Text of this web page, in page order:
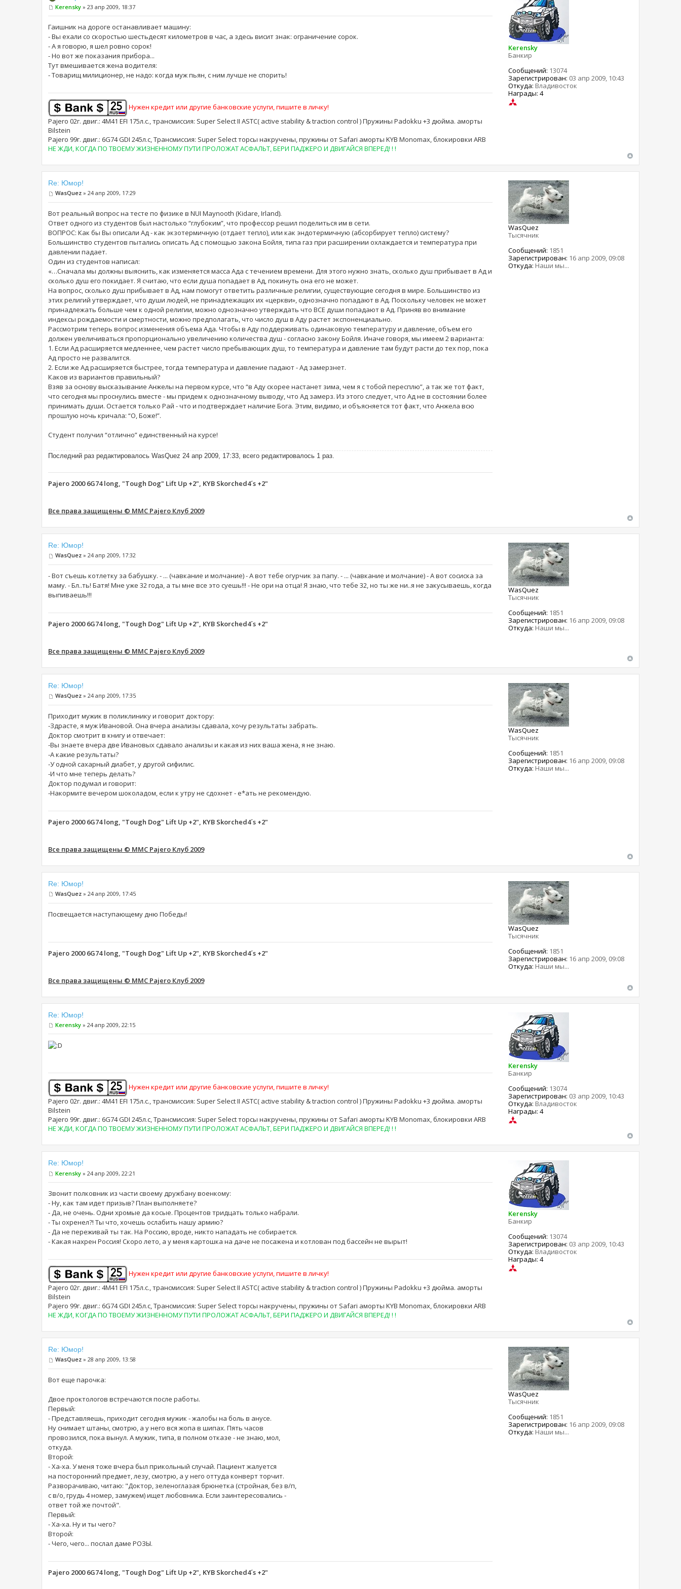
Kerensky » 23 апр 2009, 18:37
Гаишник на дороге останавливает машину:
- Вы ехали со скоростью шестьдесят километров в час, а здесь висит знак: ограничение сорок.
- А я говорю, я шел ровно сорок!
- Но вот же показания прибора...
Тут вмешивается жена водителя:
- Товарищ милиционер, не надо: когда муж пьян, с ним лучше не спорить!
Нужен кредит или другие банковские услуги, пишите в личку!
Pajero 02г. двиг.: 4M41 EFI 175л.с., трансмиссия: Super Select II ASTC( active stability & traction control ) Пружины Padokku +3 дюйма. аморты
Bilstein
Pajero 99г. двиг.: 6G74 GDI 245л.с, Трансмиссия: Super Select торсы накручены, пружины от Safari аморты KYB Monomax, блокировки ARB
НЕ ЖДИ, КОГДА ПО ТВОЕМУ ЖИЗНЕННОМУ ПУТИ ПРОЛОЖАТ АСФАЛЬТ, БЕРИ ПАДЖЕРО И ДВИГАЙСЯ ВПЕРЕД! ! !
Kerensky
Банкир
Сообщений: 13074
Зарегистрирован: 03 апр 2009, 10:43
Откуда: Владивосток
Награды: 4
Re: Юмор!
WasQuez » 24 апр 2009, 17:29
Вот реальный вопрос на тесте по физике в NUI Maynooth (Kidare, Irland).
Ответ одного из студентов был настолько “глубоким”, что профессор решил поделиться им в сети.
ВОПРОС: Как бы Вы описали Ад - как экзотермичную (отдает тепло), или как эндотермичную (абсорбирует тепло) систему?
Большинство студентов пытались описать Ад с помощью закона Бойля, типа газ при расширении охлаждается и температура при
давлении падает.
Один из студентов написал:
«…Сначала мы должны выяснить, как изменяется масса Ада с течением времени. Для этого нужно знать, сколько душ прибывает в Ад и
сколько душ его покидает. Я считаю, что если душа попадает в Ад, покинуть она его не может.
На вопрос, сколько душ прибывает в Ад, нам помогут ответить различные религии, существующие сегодня в мире. Большинство из
этих религий утверждает, что души людей, не принадлежащих их «церкви», однозначно попадают в Ад. Поскольку человек не может
принадлежать больше чем к одной религии, можно однозначно утверждать что ВСЕ души попадают в Ад. Приняв во внимание
индексы рождаемости и смертности, можно предполагать, что число душ в Аду растет экспоненциально.
Рассмотрим теперь вопрос изменения объема Ада. Чтобы в Аду поддерживать одинаковую температуру и давление, объем его
должен увеличиваться пропорционально увеличению количества душ - согласно закону Бойля. Иначе говоря, мы имеем 2 варианта:
1. Если Ад расширяется медленнее, чем растет число пребывающих душ, то температура и давление там будут расти до тех пор, пока
Ад просто не развалится.
2. Если же Ад расширяется быстрее, тогда температура и давление падают - Ад замерзнет.
Каков из вариантов правильный?
Взяв за основу высказывание Анжелы на первом курсе, что “в Аду скорее настанет зима, чем я с тобой пересплю”, а так же тот факт,
что сегодня мы проснулись вместе - мы придем к однозначному выводу, что Ад замерз. Из этого следует, что Ад не в состоянии более
принимать души. Остается только Рай - что и подтверждает наличие Бога. Этим, видимо, и объясняется тот факт, что Анжела всю
прошлую ночь кричала: “О, Боже!”.
Студент получил “отлично” единственный на курсе!
Последний раз редактировалось WasQuez 24 апр 2009, 17:33, всего редактировалось 1 раз.
Pajero 2000 6G74 long, "Tough Dog" Lift Up +2", KYB Skorched4´s +2"
Все права защищены © MMC Pajero Клуб 2009
WasQuez
Тысячник
Сообщений: 1851
Зарегистрирован: 16 апр 2009, 09:08
Откуда: Наши мы...
Re: Юмор!
WasQuez » 24 апр 2009, 17:32
- Вот съешь котлетку за бабушку. - ... (чавкание и молчание) - А вот тебе огурчик за папу. - ... (чавкание и молчание) - А вот сосиска за
маму. - Бл..ть! Батя! Мне уже 32 года, а ты мне все это суешь!!! - Не ори на отца! Я знаю, что тебе 32, но ты же ни..я не закусываешь, когда
выпиваешь!!!
Pajero 2000 6G74 long, "Tough Dog" Lift Up +2", KYB Skorched4´s +2"
Все права защищены © MMC Pajero Клуб 2009
WasQuez
Тысячник
Сообщений: 1851
Зарегистрирован: 16 апр 2009, 09:08
Откуда: Наши мы...
Re: Юмор!
WasQuez » 24 апр 2009, 17:35
Приходит мужик в поликлинику и говорит доктору:
-Здрасте, я муж Ивановой. Она вчера анализы сдавала, хочу результаты забрать.
Доктор смотрит в книгу и отвечает:
-Вы знаете вчера две Ивановых сдавало анализы и какая из них ваша жена, я не знаю.
-А какие результаты?
-У одной сахарный диабет, у другой сифилис.
-И что мне теперь делать?
Доктор подумал и говорит:
-Накормите вечером шоколадом, если к утру не сдохнет - е*ать не рекомендую.
Pajero 2000 6G74 long, "Tough Dog" Lift Up +2", KYB Skorched4´s +2"
Все права защищены © MMC Pajero Клуб 2009
WasQuez
Тысячник
Сообщений: 1851
Зарегистрирован: 16 апр 2009, 09:08
Откуда: Наши мы...
Re: Юмор!
WasQuez » 24 апр 2009, 17:45
Посвещается наступающему дню Победы!
Pajero 2000 6G74 long, "Tough Dog" Lift Up +2", KYB Skorched4´s +2"
Все права защищены © MMC Pajero Клуб 2009
WasQuez
Тысячник
Сообщений: 1851
Зарегистрирован: 16 апр 2009, 09:08
Откуда: Наши мы...
Re: Юмор!
Kerensky » 24 апр 2009, 22:15
Нужен кредит или другие банковские услуги, пишите в личку!
Pajero 02г. двиг.: 4M41 EFI 175л.с., трансмиссия: Super Select II ASTC( active stability & traction control ) Пружины Padokku +3 дюйма. аморты
Bilstein
Pajero 99г. двиг.: 6G74 GDI 245л.с, Трансмиссия: Super Select торсы накручены, пружины от Safari аморты KYB Monomax, блокировки ARB
НЕ ЖДИ, КОГДА ПО ТВОЕМУ ЖИЗНЕННОМУ ПУТИ ПРОЛОЖАТ АСФАЛЬТ, БЕРИ ПАДЖЕРО И ДВИГАЙСЯ ВПЕРЕД! ! !
Kerensky
Банкир
Сообщений: 13074
Зарегистрирован: 03 апр 2009, 10:43
Откуда: Владивосток
Награды: 4
Re: Юмор!
Kerensky » 24 апр 2009, 22:21
Звонит полковник из части своему дружбану военкому:
- Ну, как там идет призыв? План выполняете?
- Да, не очень. Одни хромые да косые. Процентов тридцать только набрали.
- Ты охренел?! Ты что, хочешь ослабить нашу армию?
- Да не переживай ты так. На Россию, вроде, никто нападать не собирается.
- Какая нахрен Россия! Скоро лето, а у меня картошка на даче не посажена и котлован под бассейн не вырыт!
Нужен кредит или другие банковские услуги, пишите в личку!
Pajero 02г. двиг.: 4M41 EFI 175л.с., трансмиссия: Super Select II ASTC( active stability & traction control ) Пружины Padokku +3 дюйма. аморты
Bilstein
Pajero 99г. двиг.: 6G74 GDI 245л.с, Трансмиссия: Super Select торсы накручены, пружины от Safari аморты KYB Monomax, блокировки ARB
НЕ ЖДИ, КОГДА ПО ТВОЕМУ ЖИЗНЕННОМУ ПУТИ ПРОЛОЖАТ АСФАЛЬТ, БЕРИ ПАДЖЕРО И ДВИГАЙСЯ ВПЕРЕД! ! !
Kerensky
Банкир
Сообщений: 13074
Зарегистрирован: 03 апр 2009, 10:43
Откуда: Владивосток
Награды: 4
Re: Юмор!
WasQuez » 28 апр 2009, 13:58
Вот еще парочка:
Двое проктологов встречаются после работы.
Первый:
- Представляешь, приходит сегодня мужик - жалобы на боль в анусе.
Ну снимает штаны, смотрю, а у него вся жопа в шипах. Пять часов
провозился, пока вынул. А мужик, типа, в полном отказе - не знаю, мол,
откуда.
Второй:
- Ха-ха. У меня тоже вчера был прикольный случай. Пациент жалуется
на посторонний предмет, лезу, смотрю, а у него оттуда конверт торчит.
Разворачиваю, читаю: "Доктор, зеленоглазая брюнетка (стройная, без в/п,
с в/о, грудь 4 номер, замужем) ищет любовника. Если заинтересовались -
ответ той же почтой".
Первый:
- Ха-ха. Ну и ты чего?
Второй:
- Чего, чего... послал даме РОЗЫ.
Pajero 2000 6G74 long, "Tough Dog" Lift Up +2", KYB Skorched4´s +2"
WasQuez
Тысячник
Сообщений: 1851
Зарегистрирован: 16 апр 2009, 09:08
Откуда: Наши мы...